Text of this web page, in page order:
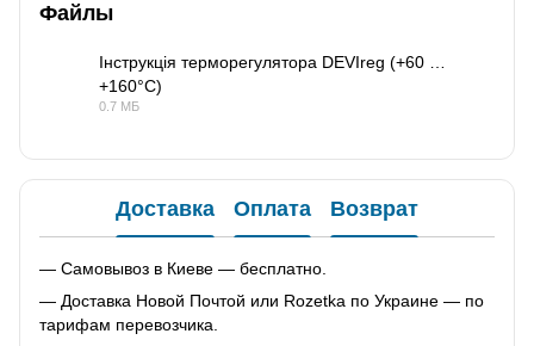
Файлы
Інструкція терморегулятора DEVIreg (+60 …
+160°C)
0.7 МБ
Доставка Оплата Возврат
— Самовывоз в Киеве — бесплатно.
— Доставка Новой Почтой или Rozetka по Украине — по
тарифам перевозчика.